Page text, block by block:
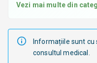
Vezi mai multe din
Informațiile sunt
consultul medical.